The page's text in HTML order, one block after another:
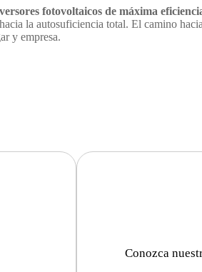
fotovoltaicos de máxima
la autosuficiencia total. El camino
y empresa.
Conozca